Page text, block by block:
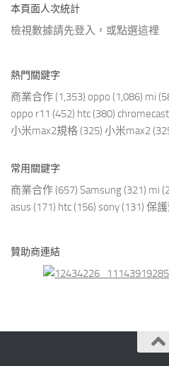
本頁面人次統計
檢視數據請先登入，或點選這裡
熱門關鍵字
商業合作 (1,353) oppo (1,086) mi
oppo r11 (452) htc (380)
小米max2規格 (325) 小米max2
常用關鍵字
商業合作 (657) Samsung (321) mi
asus (171) htc (156) sony (131) 保
贊助商連結